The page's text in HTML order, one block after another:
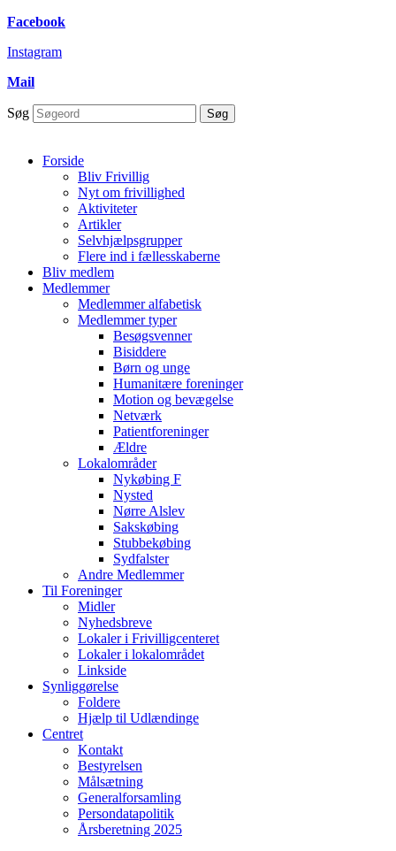
content
Facebook
Instagram
Mail
Søg Søg
Forside
Bliv Frivillig
Nyt om frivillighed
Aktiviteter
Artikler
Selvhjælpsgrupper
Flere ind i fællesskaberne
Bliv medlem
Medlemmer
Medlemmer alfabetisk
Medlemmer typer
Besøgsvenner
Bisiddere
Børn og unge
Humanitære foreninger
Motion og bevægelse
Netværk
Patientforeninger
Ældre
Lokalområder
Nykøbing F
Nysted
Nørre Alslev
Sakskøbing
Stubbekøbing
Sydfalster
Andre Medlemmer
Til Foreninger
Midler
Nyhedsbreve
Lokaler i Frivilligcenteret
Lokaler i lokalområdet
Linkside
Synliggørelse
Foldere
Hjælp til Udlændinge
Centret
Kontakt
Bestyrelsen
Målsætning
Generalforsamling
Persondatapolitik
Årsberetning 2025